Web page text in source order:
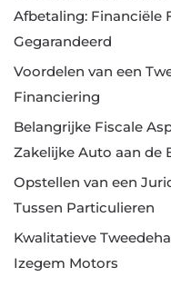
Afbetaling: Financiële
Gegarandeerd
Voordelen van een
Financiering
Belangrijke Fiscale
Zakelijke Auto aan de
Opstellen van een
Tussen Particulieren
Kwalitatieve
Izegem Motors